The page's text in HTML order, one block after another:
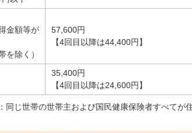
金額等が
を除く）
57,600円
【4回目以降は44,400円】
35,400円
【4回目以降は24,600円】
同じ世帯の世帯主および国民健康保険者すべてが